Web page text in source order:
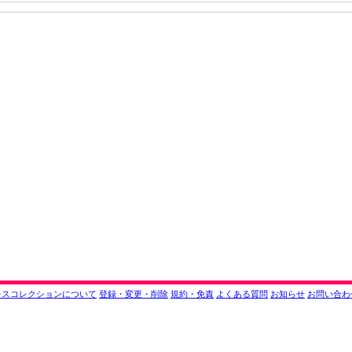
スコレクションについて 登録・変更・削除 規約・免責 よくある質問 お知らせ お問い合わ